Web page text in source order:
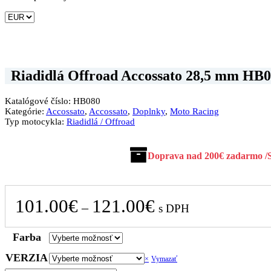
Riadidlá Offroad Accossato 28,5 mm
Katalógové číslo: HB080
Kategórie: Accossato, Accossato, Doplnky, Moto Racing
Typ motocykla: Riadidlá / Offroad
Doprava nad 200€ zadarmo /
101.00€ – 121.00€ Price
121.00€
s DPH
Farba
VERZIA
Vymazať